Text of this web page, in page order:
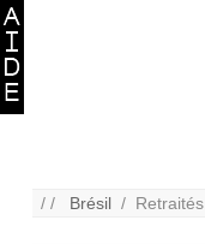
/ / Brésil / Retraités